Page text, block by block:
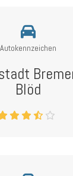
Autokennzeichen
Blöd